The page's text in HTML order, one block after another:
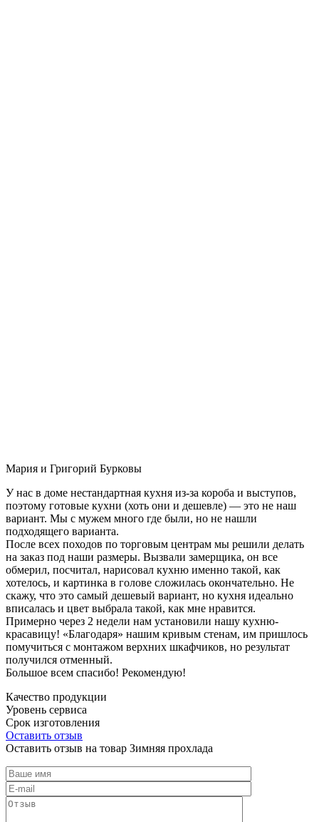
Мария и Григорий Бурковы
У нас в доме нестандартная кухня из-за короба и выступов,
поэтому готовые кухни (хоть они и дешевле) — это не наш
вариант. Мы с мужем много где были, но не нашли
подходящего варианта.
После всех походов по торговым центрам мы решили делать
на заказ под наши размеры. Вызвали замерщика, он все
обмерил, посчитал, нарисовал кухню именно такой, как
хотелось, и картинка в голове сложилась окончательно. Не
скажу, что это самый дешевый вариант, но кухня идеально
вписалась и цвет выбрала такой, как мне нравится.
Примерно через 2 недели нам установили нашу кухню-
красавицу! «Благодаря» нашим кривым стенам, им пришлось
помучиться с монтажом верхних шкафчиков, но результат
получился отменный.
Большое всем спасибо! Рекомендую!
Качество продукции
Уровень сервиса
Срок изготовления
Оставить отзыв
Оставить отзыв на товар Зимняя прохлада